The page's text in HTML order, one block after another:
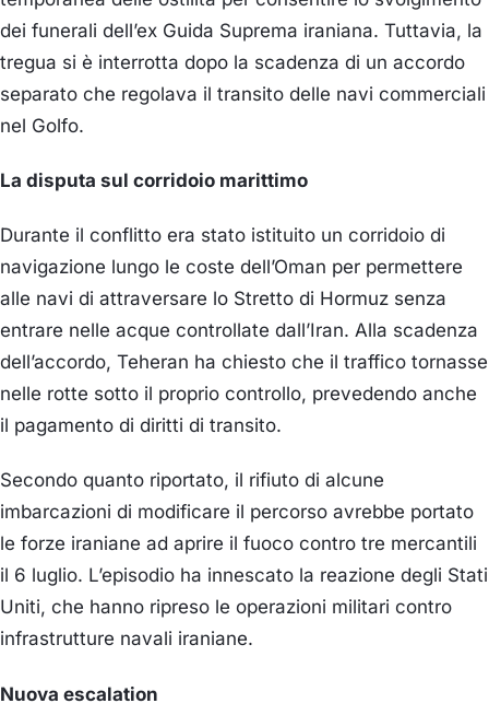
dei funerali dell’ex Guida Suprema iraniana. Tuttavia, la
tregua si è interrotta dopo la scadenza di un accordo
separato che regolava il transito delle navi commerciali
nel Golfo.
La disputa sul corridoio marittimo
Durante il conflitto era stato istituito un corridoio di
navigazione lungo le coste dell’Oman per permettere
alle navi di attraversare lo Stretto di Hormuz senza
entrare nelle acque controllate dall’Iran. Alla scadenza
dell’accordo, Teheran ha chiesto che il traffico tornasse
nelle rotte sotto il proprio controllo, prevedendo anche
il pagamento di diritti di transito.
Secondo quanto riportato, il rifiuto di alcune
imbarcazioni di modificare il percorso avrebbe portato
le forze iraniane ad aprire il fuoco contro tre mercantili
il 6 luglio. L’episodio ha innescato la reazione degli Stati
Uniti, che hanno ripreso le operazioni militari contro
infrastrutture navali iraniane.
Nuova escalation